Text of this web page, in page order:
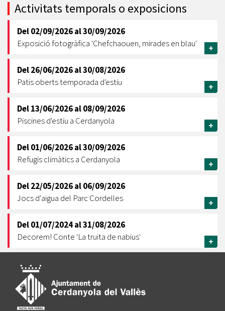
Activitats temporals o exposicions
Del02/09/2026al30/09/2026
Exposició fotogràfica 'Chefchaouen, mirades en blau'
+
Del26/06/2026al30/08/2026
Patis oberts temporada d'estiu
+
Del13/06/2026al08/09/2026
Piscines d'estiu a Cerdanyola
+
Del01/06/2026al30/09/2026
Refugis climàtics a Cerdanyola
+
Del22/05/2026al06/09/2026
Jocs d'aigua del Parc Cordelles
+
Del01/07/2024al31/08/2026
Decorem! Conte 'La truita de nabius'
+